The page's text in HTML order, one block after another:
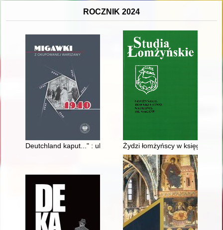
ROCZNIK 2024
Deutchland kaput..." : uliczna guerilla młodych warszawiaków
Żydzi łomżyńscy w księgach